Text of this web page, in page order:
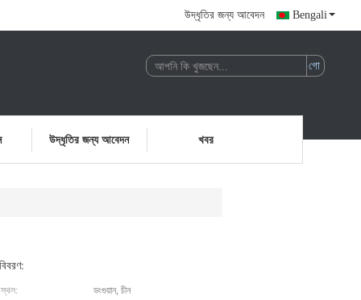
উদ্ধৃতির জন্য আবেদন Bengali
উদ্ধৃতির জন্য আবেদন খবর
ডংগুয়ান, চীন